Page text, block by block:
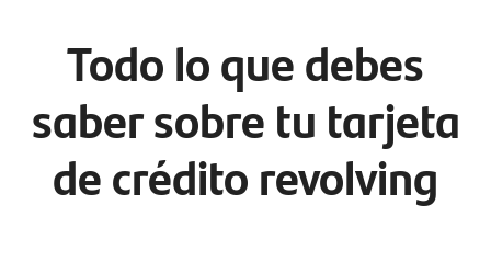
Todo lo que debes
saber sobre tu tarjeta
de crédito revolving